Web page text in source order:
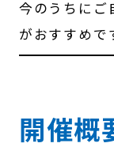
今のうちにご
がおすすめで
開催概